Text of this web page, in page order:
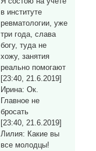
в институте
ревматологии, уже
три года, слава
богу, туда не
хожу, занятия
реально помогают
[23:40, 21.6.2019]
Ирина: Ок.
Главное не
бросать
[23:40, 21.6.2019]
Лилия: Какие вы
все молодцы!